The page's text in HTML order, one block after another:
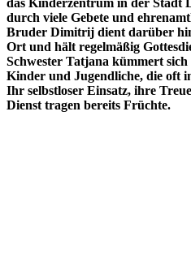
durch viele Gebete und
Bruder Dimitrij dient darüber
Ort und hält regelmäßig
Schwester Tatjana kümmert
Kinder und Jugendliche, die oft
Ihr selbstloser Einsatz, ihre
Dienst tragen bereits Früchte.